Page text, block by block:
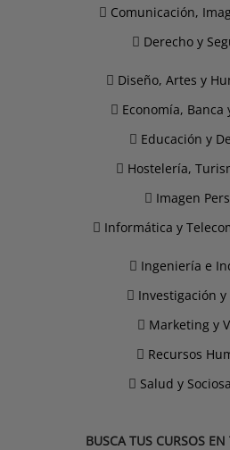
Comunicación,
Derecho y
Diseño, Artes y
Economía, Banca
Educación y
Hostelería,
Imagen
Informática y
Ingeniería e
Investigación y
Marketing y
Recursos
Salud y
BUSCA TUS CURSOS